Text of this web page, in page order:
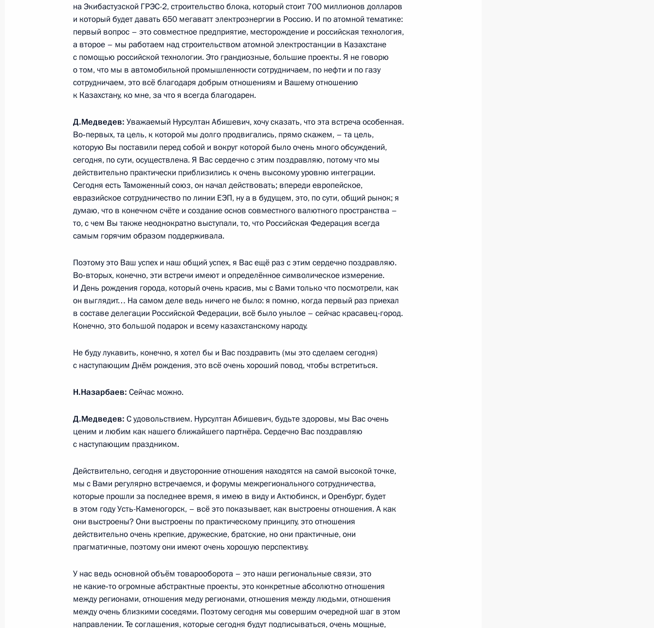
5 июля 2010 года, понедельник
Встреча с Президентом Киргизии Розой Отунбаевой
5 июля 2010 года, 14:00 Астана
1
Встреча с Президентом Казахстана Нурсултаном Назарбаевым
Заседание Межгосударственного совета ЕврАзЭС
5 июля 2010 года, 10:30 Астана
4 июля 2010 года, воскресенье
Оперативно-стратегические учения «Восток-2010»
Дмитрий Медведев вручил государственные награды морякам,
принимавшим участие в освобождении от пиратов танкера
«Московский университет»
Дарькиным
4 июля 2010 года, 05:20 Владивосток
Дмитрий Медведев поздравил жителей Владивостока со 150-
летием города
3 июля 2010 года, 17:50 Владивосток
Встреча с руководителями муниципальных образований
3 июля 2010 года, 11:45 Благовещенск
на Экибастузской ГРЭС-2, строительство блока, который стоит 700 миллионов долларов
и который будет давать 650 мегаватт электроэнергии в Россию. И по атомной тематике:
первый вопрос – это совместное предприятие, месторождение и российская технология,
а второе – мы работаем над строительством атомной электростанции в Казахстане
с помощью российской технологии. Это грандиозные, большие проекты. Я не говорю
о том, что мы в автомобильной промышленности сотрудничаем, по нефти и по газу
сотрудничаем, это всё благодаря добрым отношениям и Вашему отношению
к Казахстану, ко мне, за что я всегда благодарен.
Д.Медведев: Уважаемый Нурсултан Абишевич, хочу сказать, что эта встреча особенная.
Во‑первых, та цель, к которой мы долго продвигались, прямо скажем, – та цель,
которую Вы поставили перед собой и вокруг которой было очень много обсуждений,
сегодня, по сути, осуществлена. Я Вас сердечно с этим поздравляю, потому что мы
действительно практически приблизились к очень высокому уровню интеграции.
Сегодня есть Таможенный союз, он начал действовать; впереди европейское,
евразийское сотрудничество по линии ЕЭП, ну а в будущем, это, по сути, общий рынок; я
думаю, что в конечном счёте и создание основ совместного валютного пространства –
то, с чем Вы также неоднократно выступали, то, что Российская Федерация всегда
самым горячим образом поддерживала.
Поэтому это Ваш успех и наш общий успех, я Вас ещё раз с этим сердечно поздравляю.
Во‑вторых, конечно, эти встречи имеют и определённое символическое измерение.
И День рождения города, который очень красив, мы с Вами только что посмотрели, как
он выглядит… На самом деле ведь ничего не было: я помню, когда первый раз приехал
в составе делегации Российской Федерации, всё было унылое – сейчас красавец-город.
Конечно, это большой подарок и всему казахстанскому народу.
Не буду лукавить, конечно, я хотел бы и Вас поздравить (мы это сделаем сегодня)
с наступающим Днём рождения, это всё очень хороший повод, чтобы встретиться.
Н.Назарбаев: Сейчас можно.
Д.Медведев: С удовольствием. Нурсултан Абишевич, будьте здоровы, мы Вас очень
ценим и любим как нашего ближайшего партнёра. Сердечно Вас поздравляю
с наступающим праздником.
Действительно, сегодня и двусторонние отношения находятся на самой высокой точке,
мы с Вами регулярно встречаемся, и форумы межрегионального сотрудничества,
которые прошли за последнее время, я имею в виду и Актюбинск, и Оренбург, будет
в этом году Усть-Каменогорск, – всё это показывает, как выстроены отношения. А как
они выстроены? Они выстроены по практическому принципу, это отношения
действительно очень крепкие, дружеские, братские, но они практичные, они
прагматичные, поэтому они имеют очень хорошую перспективу.
У нас ведь основной объём товарооборота – это наши региональные связи, это
не какие‑то огромные абстрактные проекты, это конкретные абсолютно отношения
между регионами, отношения меду регионами, отношения между людьми, отношения
между очень близкими соседями. Поэтому сегодня мы совершим очередной шаг в этом
направлении. Те соглашения, которые сегодня будут подписываться, очень мощные,